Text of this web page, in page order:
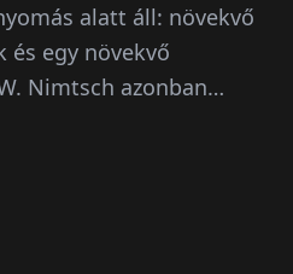
alatt áll: növekvő
és egy növekvő
Nimtsch azonban